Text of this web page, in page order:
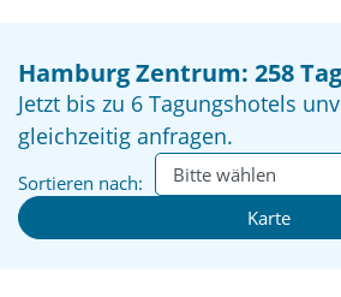
Hamburg Zentrum: 258
Jetzt bis zu 6 Tagungshotels
gleichzeitig anfragen.
Sortieren nach:
Karte